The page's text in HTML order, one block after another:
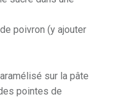
poivron (y ajouter
sur la pâte
pointes de